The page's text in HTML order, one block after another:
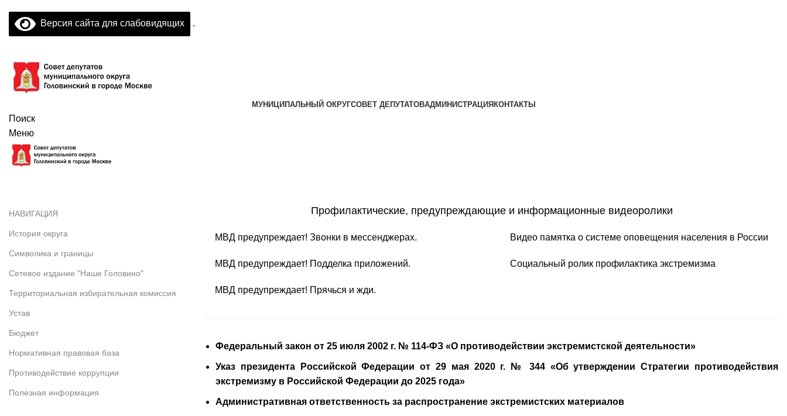
Версия сайта для слабовидящих .
МУНИЦИПАЛЬНЫЙ ОКРУГСОВЕТ ДЕПУТАТОВАДМИНИСТРАЦИЯ КОНТАКТЫ
Поиск
Меню
НАВИГАЦИЯ
История округа
Символика и границы
Сетевое издание "Наше Головино"
Территориальная избирательная комиссия
Устав
Бюджет
Нормативная правовая база
Противодействие коррупции
Полезная информация
Профилактические, предупреждающие и информационные видеоролики
МВД предупреждает! Звонки в мессенджерах.
МВД предупреждает! Подделка приложений.
МВД предупреждает! Прячься и жди.
Видео памятка о системе оповещения населения в России
Социальный ролик профилактика экстремизма
Федеральный закон от 25 июля 2002 г. № 114-ФЗ «О противодействии экстремистской деятельности»
Указ президента Российской Федерации от 29 мая 2020 г. № 344 «Об утвержденииСтратегии противодействия
экстремизму в Российской Федерации до 2025 года»
Административная ответственность за распространение экстремистских материалов